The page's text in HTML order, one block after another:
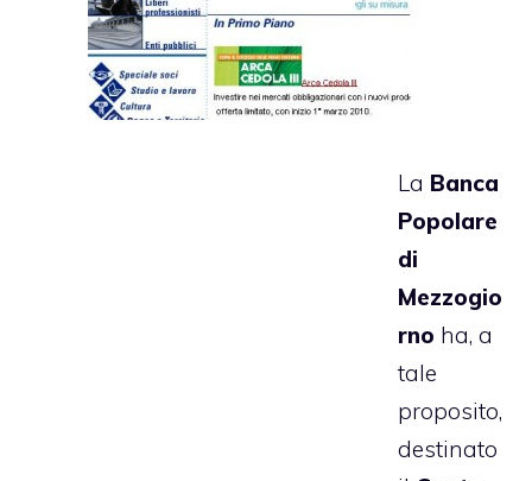
La Banca
Popolare
di
Mezzogio
rno ha, a
tale
proposito,
destinato